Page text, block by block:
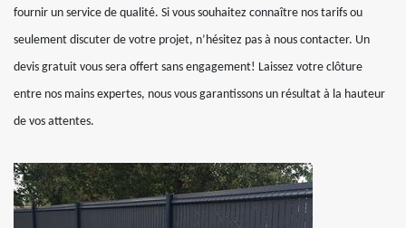
fournir un service de qualité. Si vous souhaitez connaître nos tarifs ou
seulement discuter de votre projet, n’hésitez pas à nous contacter. Un
devis gratuit vous sera offert sans engagement! Laissez votre clôture
entre nos mains expertes, nous vous garantissons un résultat à la hauteur
de vos attentes.